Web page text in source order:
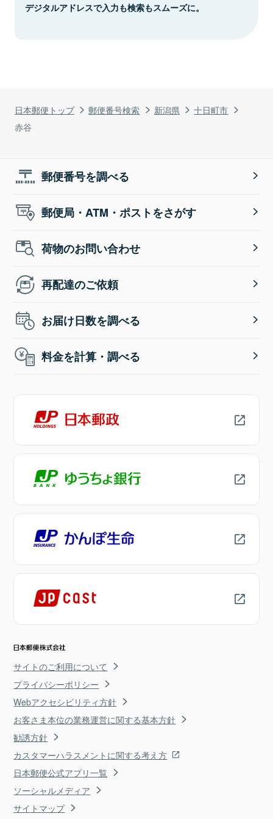
日本郵便トップ 郵便番号検索 新潟県
十日町市
赤谷
デジタルアドレスで入力も検索もスムーズに。
郵便番号を調べる
郵便局・ATM・ポストをさがす
荷物のお問い合わせ
再配達のご依頼
お届け日数を調べる
料金を計算・調べる
サイトのご利用について
プライバシーポリシー
Webアクセシビリティ方針
お客さま本位の業務運営に関する基本方針
勧誘方針
カスタマーハラスメントに関する考え方
日本郵便公式アプリ一覧
ソーシャルメディア
サイトマップ